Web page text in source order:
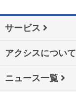
サービス
アクシスについて
ニュース一覧